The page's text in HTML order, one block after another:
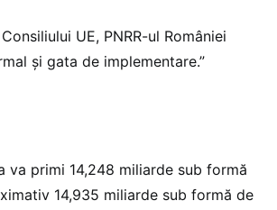
UE, PNRR-ul României
și gata de implementare.”
va primi 14,248 miliarde sub formă
14,935 miliarde sub formă de